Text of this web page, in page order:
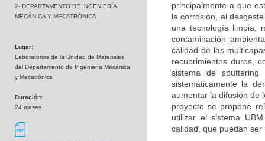
2- DEPARTAMENTO DE INGENIERÍA
MECÁNICA Y MECATRÓNICA
Lugar:
Laboratorios de la Unidad de Materiales
del Departamento de Ingeniería Mecánica
y Mecatrónica
Duración:
24 meses
principalmente a que
la corrosión, al
una tecnología limpia,
contaminación
calidad de las
recubrimientos duros,
sistema de sputtering
sistemáticamente la
aumentar la difusión de
proyecto se propone
utilizar el sistema
calidad, que puedan